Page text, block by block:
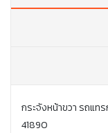
กระจังหน้าขวา รถแท
41890